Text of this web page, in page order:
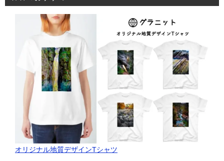
オリジナル地質デザインTシャツ